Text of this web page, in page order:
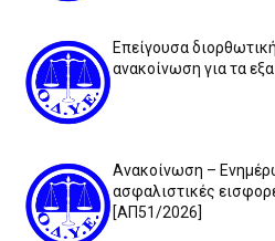
Επείγουσα
ανακοίνωση για τα
Ανακοίνωση –
ασφαλιστικές
[ΑΠ51/2026]